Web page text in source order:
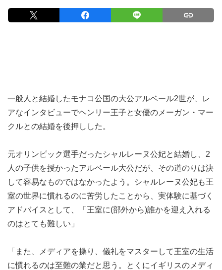
一般人と結婚したモナコ公国の大公アルベール2世が、レ
アなインタビューでヘンリー王子と女優のメーガン・マー
クルとの結婚を後押しした。
元オリンピック選手だったシャルレーヌ公妃と結婚し、2
人の子供を授かったアルベール大公だが、その道のりは決
して容易なものではなかったよう。シャルレーヌ公妃も王
室の世界に慣れるのに苦労したことから、実体験に基づく
アドバイスとして、「王室に(部外から)誰かを迎え入れる
のはとても難しい」
「また、メディアを操り、儀礼をマスターして王室の生活
に慣れるのは至難の業だと思う。とくにイギリスのメディ